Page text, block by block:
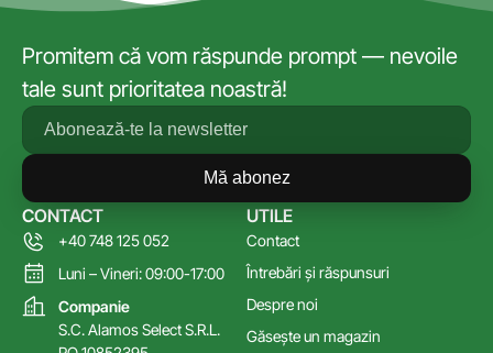
Promitem că vom răspunde prompt — nevoile
tale sunt prioritatea noastră!
Mă abonez
UTILE
Contact
Întrebări și răspunsuri
Despre noi
Găsește un magazin
CONTACT
+40 748 125 052
Luni – Vineri: 09:00-17:00
Companie
S.C. Alamos Select S.R.L.